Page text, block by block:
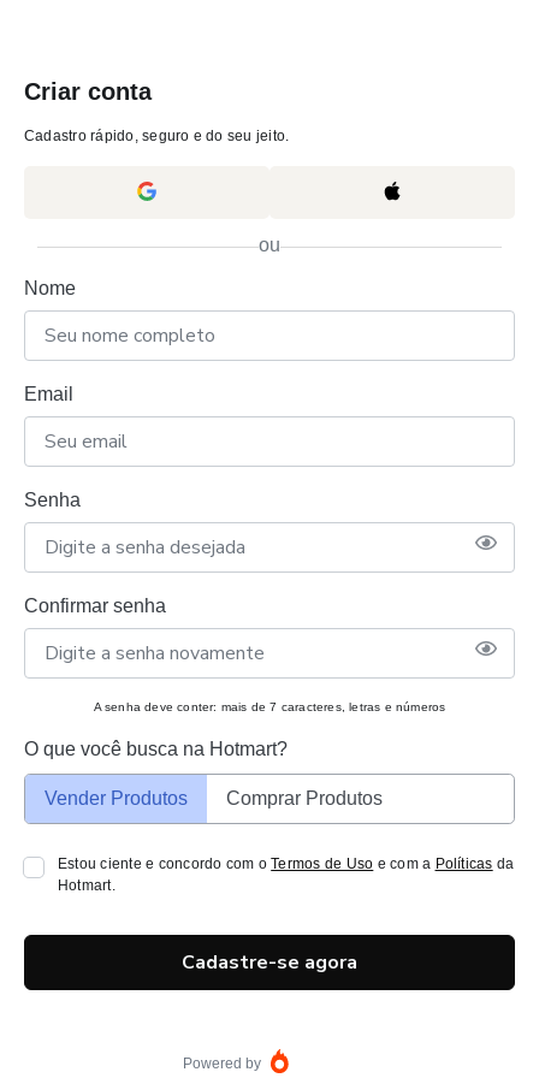
Criar conta
Cadastro rápido, seguro e do seu jeito.
ou
Nome
Email
Senha
Confirmar senha
A senha deve conter: mais de 7 caracteres, letras e números
O que você busca na Hotmart?
Vender Produtos Comprar Produtos
Estou ciente e concordo com oTermos de Uso e com a Políticas da
Hotmart.
Cadastre-se agora
Powered by